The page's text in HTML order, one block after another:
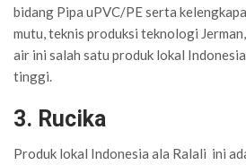
bidang Pipa uPVC/PE serta
mutu, teknis produksi teknologi
air ini salah satu produk lokal
tinggi.
3. Rucika
Produk lokal Indonesia ala Ralali ini